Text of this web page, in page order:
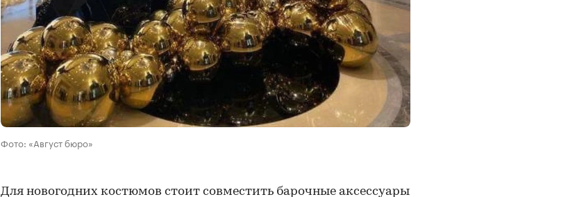
Фото: «Август бюро»
Для новогодних костюмов стоит совместить барочные аксессуары